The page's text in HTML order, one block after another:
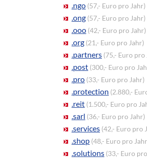
.ngo (57,- Euro pro Jahr)
.ong (57,- Euro pro Jahr)
.ooo (42,- Euro pro Jahr)
.org (21,- Euro pro Jahr)
.partners (75,- Euro pro
.post (300,- Euro pro
.pro (33,- Euro pro Jahr)
.protection (2.880,-
.reit (1.500,- Euro pro
.sarl (36,- Euro pro Jahr)
.services (42,- Euro pro
.shop (48,- Euro pro
.solutions (33,- Euro